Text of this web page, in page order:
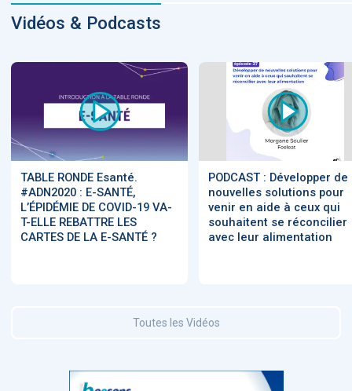
Vidéos & Podcasts
TABLE RONDE Esanté.
#ADN2020 : E-SANTÉ,
L’ÉPIDÉMIE DE COVID-19 VA-
T-ELLE REBATTRE LES
CARTES DE LA E-SANTÉ ?
PODCAST : Développer de
nouvelles solutions pour
venir en aide à ceux qui
souhaitent se réconcilier
avec leur alimentation
Toutes les Vidéos